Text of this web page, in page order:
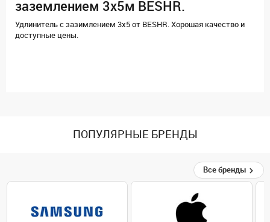
заземлением 3х5м BESHR.
Удлинитель с зазимлением 3х5 от BESHR. Хорошая качество и
доступные цены.
ПОПУЛЯРНЫЕ БРЕНДЫ
Все бренды